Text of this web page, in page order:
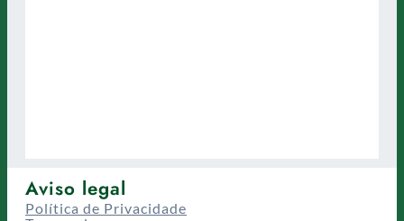
Aviso legal
Política de Privacidade